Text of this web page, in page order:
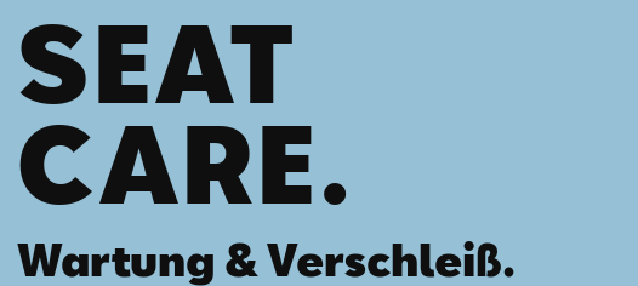
SEAT
CARE.
Wartung & Verschleiß.